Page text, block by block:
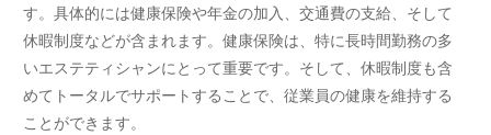
す。具体的には健康保険や年金の加入、交通費の支給、そして
休暇制度などが含まれます。健康保険は、特に長時間勤務の多
いエステティシャンにとって重要です。そして、休暇制度も含
めてトータルでサポートすることで、従業員の健康を維持する
ことができます。